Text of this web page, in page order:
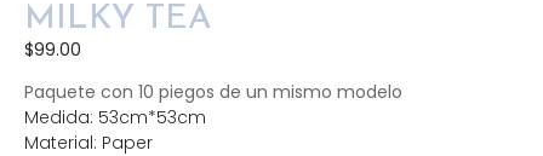
MILKY TEA
$99.00
Paquete con 10 piegos de un mismo modelo
Medida: 53cm*53cm
Material: Paper